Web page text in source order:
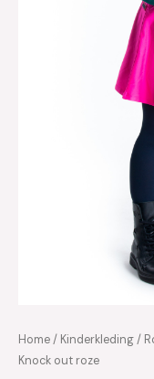
Home/ Kinderkleding/
Knock out roze